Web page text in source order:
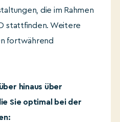
die im Rahmen
stattfinden. Weitere
fortwährend
hinaus über
Sie optimal bei der